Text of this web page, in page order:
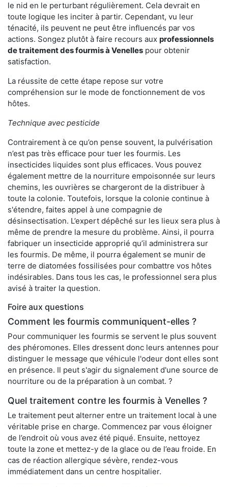
le nid en le perturbant régulièrement. Cela devrait en
toute logique les inciter à partir. Cependant, vu leur
ténacité, ils peuvent ne peut être influencés par vos
actions. Songez plutôt à faire recours aux professionnels
de traitement des fourmis à Venelles pour obtenir
satisfaction.
La réussite de cette étape repose sur votre
compréhension sur le mode de fonctionnement de vos
hôtes.
Technique avec pesticide
Contrairement à ce qu’on pense souvent, la pulvérisation
n’est pas très efficace pour tuer les fourmis. Les
insecticides liquides sont plus efficaces. Vous pouvez
également mettre de la nourriture empoisonnée sur leurs
chemins, les ouvrières se chargeront de la distribuer à
toute la colonie. Toutefois, lorsque la colonie continue à
s'étendre, faites appel à une compagnie de
désinsectisation. L’expert dépêché sur les lieux sera plus à
même de prendre la mesure du problème. Ainsi, il pourra
fabriquer un insecticide approprié qu’il administrera sur
les fourmis. De même, il pourra également se munir de
terre de diatomées fossilisées pour combattre vos hôtes
indésirables. Dans tous les cas, le professionnel sera plus
avisé à traiter la question.
Foire aux questions
Comment les fourmis communiquent-elles ?
Pour communiquer les fourmis se servent le plus souvent
des phéromones. Elles dressent donc leurs antennes pour
distinguer le message que véhicule l'odeur dont elles sont
en présence. Il peut s'agir du signalement d'une source de
nourriture ou de la préparation à un combat. ?
Quel traitement contre les fourmis à Venelles ?
Le traitement peut alterner entre un traitement local à une
véritable prise en charge. Commencez par vous éloigner
de l’endroit où vous avez été piqué. Ensuite, nettoyez
toute la zone et mettez-y de la glace ou de l’eau froide. En
cas de réaction allergique sévère, rendez-vous
immédiatement dans un centre hospitalier.